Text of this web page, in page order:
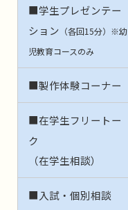
■学生プレゼンテー
ション （各回15分）※幼
児教育コースのみ
■製作体験コーナー
■在学生フリートー
ク
（在学生相談）
■入試・個別相談